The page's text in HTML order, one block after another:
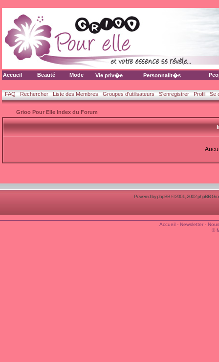
Accueil Beauté Mode Vie priv�e Personnalit�s
FAQ Rechercher Liste des Membres Groupes d'utilisateurs S'enregistrer Profil Se
Grioo Pour Elle Index du Forum
Powered byphpBB© 2001, 2002 phpBB
Accueil- Newsletter-
©